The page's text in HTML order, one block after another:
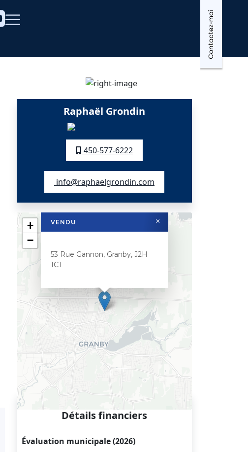
Raphaël Grondin
450-577-6222
info@raphaelgrondin.com
VENDU
53 Rue Gannon, Granby, J2H
1C1
×
+
−
Détails financiers
Évaluation municipale (2026)